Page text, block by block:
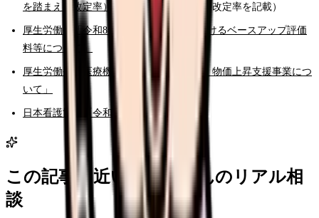
を踏まえた改定率）」
（令和8年6月施行・改定率を記載）
厚生労働省「令和8年度診療報酬改定におけるベースアップ評価
料等について」
厚生労働省「医療機関等における賃上げ・物価上昇支援事業につ
いて」
日本看護協会「令和8年度診療報酬改定」
この記事に近い看護師さんのリアル相
談